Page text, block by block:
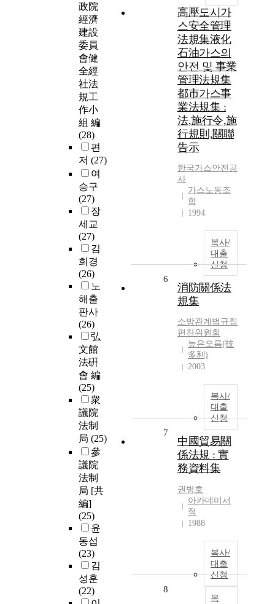
政院
經濟
建設
委員
會健
全經
社法
規工
作小
組 編
(28)
편
저 (27)
여
승구
(27)
장
세교
(27)
김
희경
(26)
노
해출
판사
(26)
弘
文館
法硏
會 編
(25)
衆
議院
法制
局 (25)
參
議院
法制
局 [共
編]
(25)
윤
동섭
(23)
김
성훈
(22)
高壓도시가
스安全管理
法規集液化
石油가스의
안전 및 事業
管理法規集
都市가스事
業法規集 :
法,施行令,施
行規則,關聯
告示
한국가스안전공
사
가스노동조
합
1994
복사/
대출
신청
6
消防關係法
規集
소방관계법규집
편찬위원회
높은오름(技
多利)
2003
복사/
대출
신청
7
中國貿易關
係法規 : 實
務資料集
권병호
아카데미서
적
1988
복사/
대출
신청
목
8